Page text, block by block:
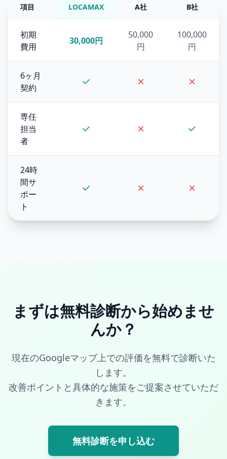
項目 LOCAMAX A社 B社
初期
費用
30,000円
50,000
円
100,000
円
6ヶ月
契約
専任
担当
者
24時
間サ
ポー
ト
まずは無料診断から始めませ
んか？
現在のGoogleマップ上での評価を無料で診断いた
します。
改善ポイントと具体的な施策をご提案させていただ
きます。
無料診断を申し込む